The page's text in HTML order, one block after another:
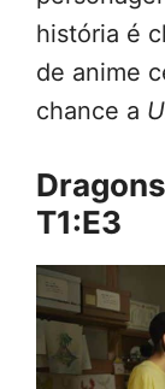
história é
de anime
chance a
T1:E3